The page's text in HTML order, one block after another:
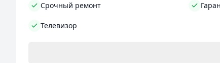
Срочный ремонт
Телевизор